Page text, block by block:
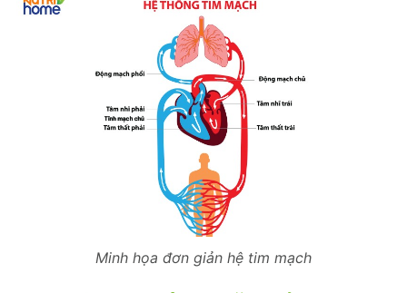
Minh họa đơn giản hệ tim mạch